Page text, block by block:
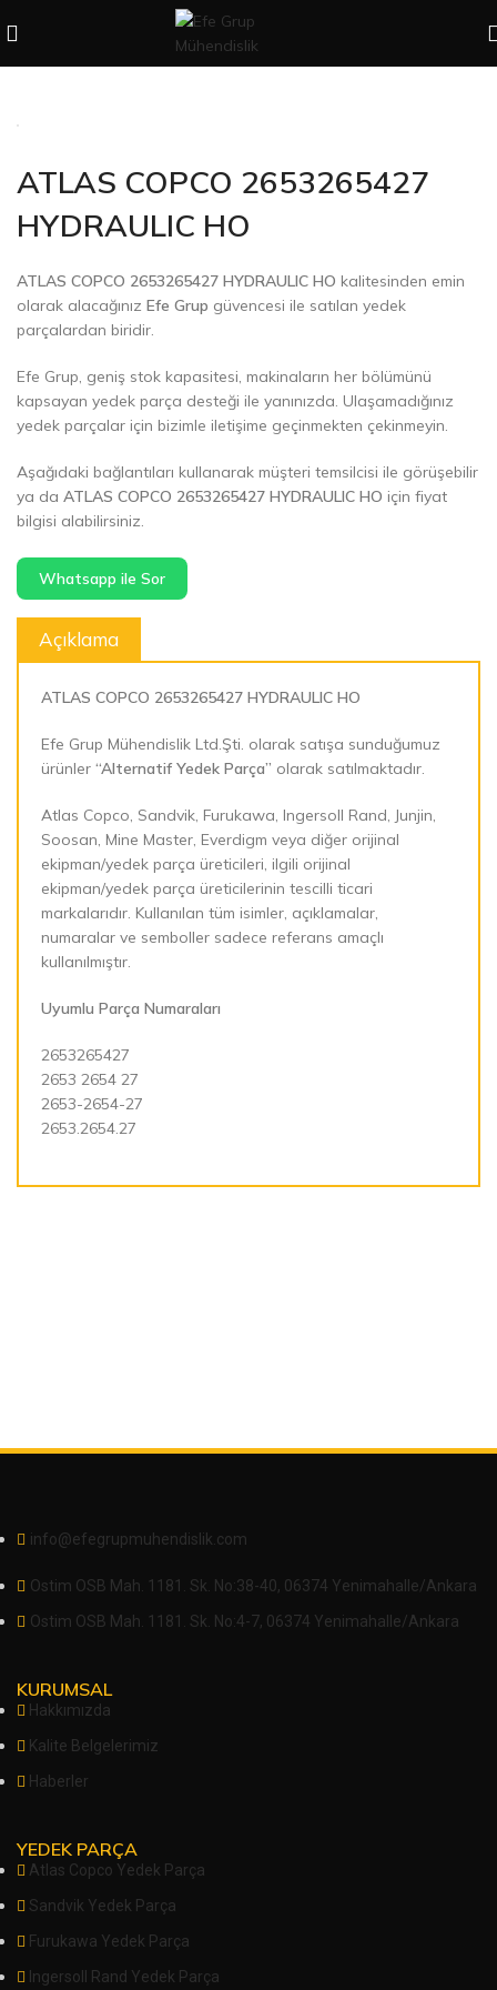
ATLAS COPCO 2653265427
HYDRAULIC HO
ATLAS COPCO 2653265427 HYDRAULIC HO kalitesinden emin
olarak alacağınız Efe Grup güvencesi ile satılan yedek
parçalardan biridir.
Efe Grup, geniş stok kapasitesi, makinaların her bölümünü
kapsayan yedek parça desteği ile yanınızda. Ulaşamadığınız
yedek parçalar için bizimle iletişime geçinmekten çekinmeyin.
Aşağıdaki bağlantıları kullanarak müşteri temsilcisi ile görüşebilir
ya da ATLAS COPCO 2653265427 HYDRAULIC HO için fiyat
bilgisi alabilirsiniz.
Whatsapp ile Sor
Açıklama
ATLAS COPCO 2653265427 HYDRAULIC HO
Efe Grup Mühendislik Ltd.Şti. olarak satışa sunduğumuz
ürünler “Alternatif Yedek Parça” olarak satılmaktadır.
Atlas Copco, Sandvik, Furukawa, Ingersoll Rand, Junjin,
Soosan, Mine Master, Everdigm veya diğer orijinal
ekipman/yedek parça üreticileri, ilgili orijinal
ekipman/yedek parça üreticilerinin tescilli ticari
markalarıdır. Kullanılan tüm isimler, açıklamalar,
numaralar ve semboller sadece referans amaçlı
kullanılmıştır.
Uyumlu Parça Numaraları
2653265427
2653 2654 27
2653-2654-27
2653.2654.27
info@efegrupmuhendislik.com
Ostim OSB Mah. 1181. Sk. No:38-40, 06374 Yenimahalle/Ankara
Ostim OSB Mah. 1181. Sk. No:4-7, 06374 Yenimahalle/Ankara
KURUMSAL
Hakkımızda
Kalite Belgelerimiz
Haberler
YEDEK PARÇA
Atlas Copco Yedek Parça
Sandvik Yedek Parça
Furukawa Yedek Parça
Ingersoll Rand Yedek Parça